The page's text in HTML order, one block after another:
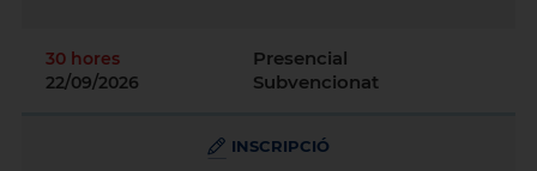
30 hores
22/09/2026
Presencial
Subvencionat
INSCRIPCIÓ